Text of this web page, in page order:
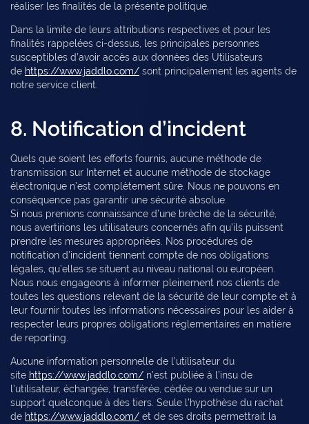
réaliser les finalités de la présente politique.
Dans la limite de leurs attributions respectives et pour les
finalités rappelées ci-dessus, les principales personnes
susceptibles d’avoir accès aux données des Utilisateurs
de https://www.jaddlo.com/ sont principalement les agents de
notre service client.
8. Notification d’incident
Quels que soient les efforts fournis, aucune méthode de
transmission sur Internet et aucune méthode de stockage
électronique n’est complètement sûre. Nous ne pouvons en
conséquence pas garantir une sécurité absolue.
Si nous prenions connaissance d’une brèche de la sécurité,
nous avertirions les utilisateurs concernés afin qu’ils puissent
prendre les mesures appropriées. Nos procédures de
notification d’incident tiennent compte de nos obligations
légales, qu’elles se situent au niveau national ou européen.
Nous nous engageons à informer pleinement nos clients de
toutes les questions relevant de la sécurité de leur compte et à
leur fournir toutes les informations nécessaires pour les aider à
respecter leurs propres obligations réglementaires en matière
de reporting.
Aucune information personnelle de l’utilisateur du
site https://www.jaddlo.com/ n’est publiée à l’insu de
l’utilisateur, échangée, transférée, cédée ou vendue sur un
support quelconque à des tiers. Seule l’hypothèse du rachat
de https://www.jaddlo.com/ et de ses droits permettrait la